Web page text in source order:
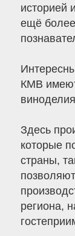
историей
ещё
КМВ
Здесь
которые
страны,
региона,